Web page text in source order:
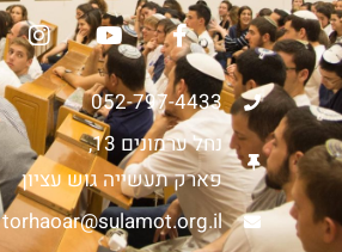
052-797-4433
נחל ערמונים 13,
פארק תעשייה גוש עציון
torhaoar@sulamot.org.il